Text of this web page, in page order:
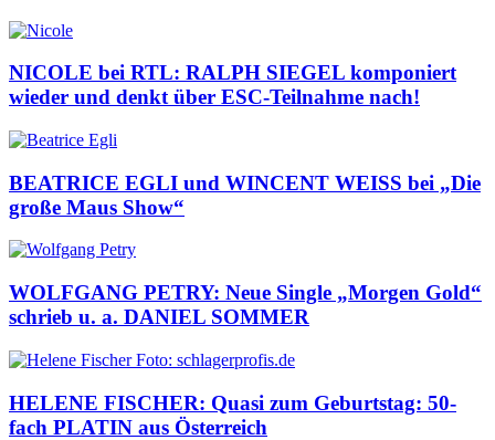
NICOLE bei RTL: RALPH SIEGEL komponiert
wieder und denkt über ESC-Teilnahme nach!
BEATRICE EGLI und WINCENT WEISS bei „Die
große Maus Show“
WOLFGANG PETRY: Neue Single „Morgen Gold“
schrieb u. a. DANIEL SOMMER
HELENE FISCHER: Quasi zum Geburtstag: 50-
fach PLATIN aus Österreich